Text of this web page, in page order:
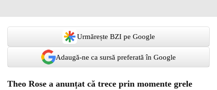
Urmărește BZI pe Google
Adaugă-ne ca sursă preferată în Google
Theo Rose a anunțat că trece prin momente grele